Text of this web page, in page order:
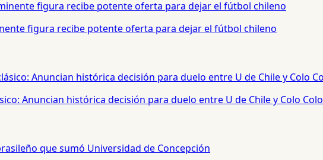
figura recibe potente oferta para dejar el fútbol chileno
Anuncian histórica decisión para duelo entre U de Chile y Colo Colo